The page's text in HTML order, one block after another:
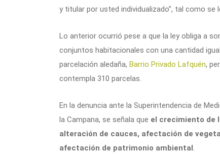
y titular por usted individualizado”, tal como se
Lo anterior ocurrió pese a que la ley obliga a
conjuntos habitacionales con una cantidad
parcelación aledaña, Barrio Privado Lafquén,
contempla 310 parcelas.
En la denuncia ante la Superintendencia de
la Campana, se señala que el crecimiento de
alteración de cauces, afectación de
afectación de patrimonio ambiental